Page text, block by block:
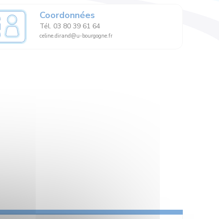
Coordonnées
Tél. 03 80 39 61 64
celine.dirand@u-bourgogne.fr